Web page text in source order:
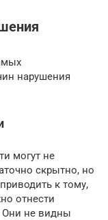
нарушения
могут не
скрытно, но
к тому,
отнести
Они не видны